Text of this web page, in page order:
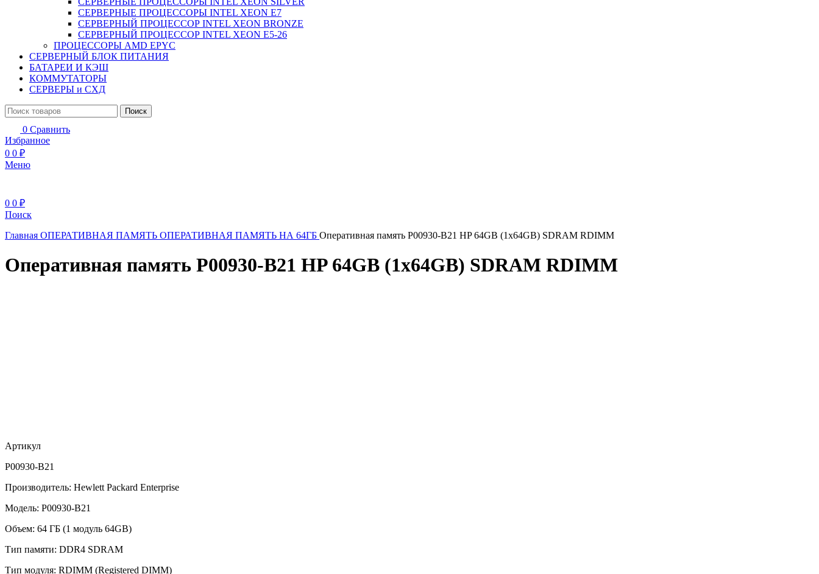
СЕРВЕРНЫЕ ПРОЦЕССОРЫ INTEL XEON Е7
СЕРВЕРНЫЙ ПРОЦЕССОР INTEL XEON BRONZE
СЕРВЕРНЫЙ ПРОЦЕССОР INTEL XEON Е5-26
ПРОЦЕССОРЫ AMD EPYC
СЕРВЕРНЫЙ БЛОК ПИТАНИЯ
БАТАРЕИ И КЭШ
КОММУТАТОРЫ
СЕРВЕРЫ и СХД
Поиск
0 Сравнить
Избранное
0 0 ₽
Меню
0 0 ₽
Поиск
Главная ОПЕРАТИВНАЯ ПАМЯТЬ ОПЕРАТИВНАЯ ПАМЯТЬ НА 64ГБ Оперативная память P00930-B21 HP 64GB (1x64GB) SDRAM RDIMM
Оперативная память P00930-B21 HP 64GB (1x64GB) SDRAM RDIMM
Артикул
P00930-B21
Производитель: Hewlett Packard Enterprise
Модель: P00930-B21
Объем: 64 ГБ (1 модуль 64GB)
Тип памяти: DDR4 SDRAM
Тип модуля: RDIMM (Registered DIMM)